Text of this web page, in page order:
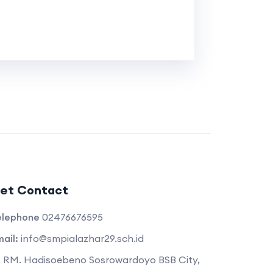
Contact
02476676595
info@smpialazhar29.sch.id
RM. Hadisoebeno Sosrowardoyo BSB City,